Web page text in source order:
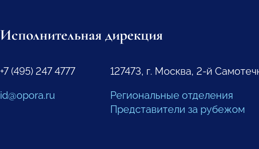
Исполнительная дирекция
+7 (495) 247 4777
id@opora.ru
127473, г. Москва, 2-й
Региональные отделения
Представители за рубежом